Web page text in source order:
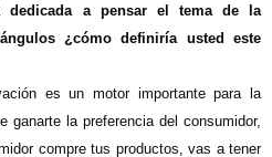
dedicada a pensar el tema de la
¿cómo definiría usted este
es un motor importante para la
ganarte la preferencia del consumidor,
compre tus productos, vas a tener